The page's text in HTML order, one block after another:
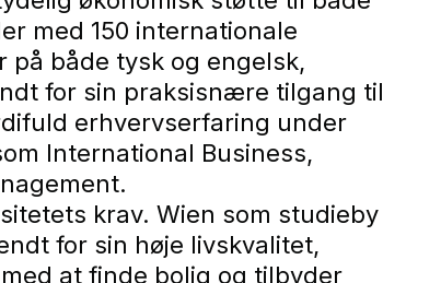
med 150 internationale
både tysk og engelsk,
for sin praksisnære tilgang til
erhvervserfaring under
International Business,
krav. Wien som studieby
for sin høje livskvalitet,
at finde bolig og tilbyder